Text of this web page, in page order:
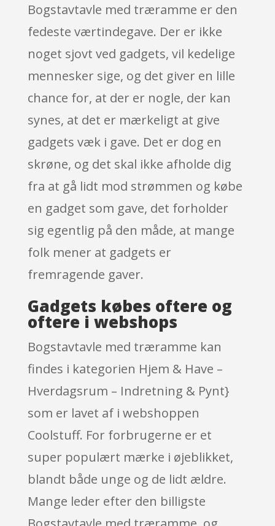
Bogstavtavle med træramme er den
fedeste værtindegave. Der er ikke
noget sjovt ved gadgets, vil kedelige
mennesker sige, og det giver en lille
chance for, at der er nogle, der kan
synes, at det er mærkeligt at give
gadgets væk i gave. Det er dog en
skrøne, og det skal ikke afholde dig
fra at gå lidt mod strømmen og købe
en gadget som gave, det forholder
sig egentlig på den måde, at mange
folk mener at gadgets er
fremragende gaver.
Gadgets købes oftere og
oftere i webshops
Bogstavtavle med træramme kan
findes i kategorien Hjem & Have –
Hverdagsrum – Indretning & Pynt}
som er lavet af i webshoppen
Coolstuff. For forbrugerne er et
super populært mærke i øjeblikket,
blandt både unge og de lidt ældre.
Mange leder efter den billigste